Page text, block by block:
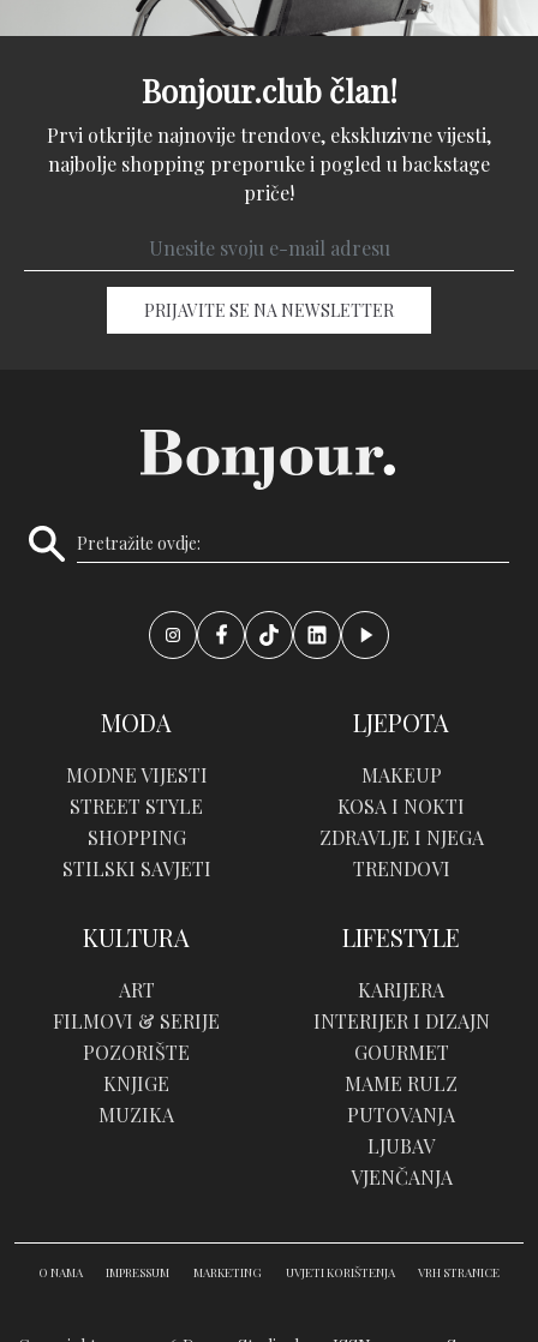
Bonjour.club član!
Prvi otkrijte najnovije trendove, ekskluzivne vijesti,
najbolje shopping preporuke i pogled u backstage
priče!
PRIJAVITE SE NA NEWSLETTER
MODA
MODNE VIJESTI
STREET STYLE
SHOPPING
STILSKI SAVJETI
LJEPOTA
MAKEUP
KOSA I NOKTI
ZDRAVLJE I NJEGA
TRENDOVI
KULTURA
ART
FILMOVI & SERIJE
POZORIŠTE
KNJIGE
MUZIKA
LIFESTYLE
KARIJERA
INTERIJER I DIZAJN
GOURMET
MAME RULZ
PUTOVANJA
LJUBAV
VJENČANJA
O NAMA IMPRESSUM MARKETING UVJETI KORIŠTENJA VRH STRANICE